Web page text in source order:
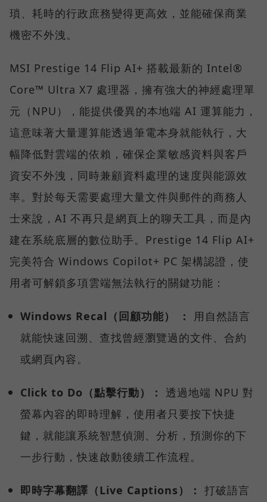
瑣、耗時的行政庶務變得更高效，並能確保商業
機密不外洩。
MSI Prestige 14 Flip AI+ 搭載最新的 Intel®
Core™ Ultra X7 處理器，擁有強大的神經處理單
元（NPU），能提供優異的本地端 AI 運算能力，
這意味著大量運算能透過筆電本身就能執行，大
幅降低對雲端的依賴，確保企業敏感資料與客戶
資安不外洩，同時兼顧資料處理的速度與能源效
率。對於每天需要處理大量文件與郵件的商務人
士來說，AI 不再只是網頁上的聊天工具，而是內
建在系統底層的數位助手。Prestige 14 Flip AI+
完美符合 Windows Copilot+ PC 架構認證，使
用者可解鎖多項雲端無法執行的關鍵功能：
Windows Recal（回顧功能） ：
用自然語言
就能快速回溯、查找曾經瀏覽過的文件、合約
或網頁內容。
Click to Do（點擊行動）： 透過地端 NPU 對
螢幕內容的即時理解，使用者只要按下快捷
鍵，就能讓系統智慧偵測、分析，預測你的下
一步行動，快速啟動後續工作流程。
即時字幕翻譯（Live Captions）： 打破語言